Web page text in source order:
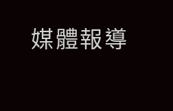
媒體報導